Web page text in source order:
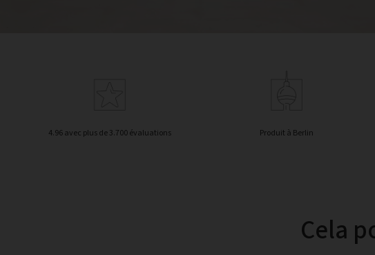
4.96 avec plus de 3.700 évaluations Produit à Berlin
Cela